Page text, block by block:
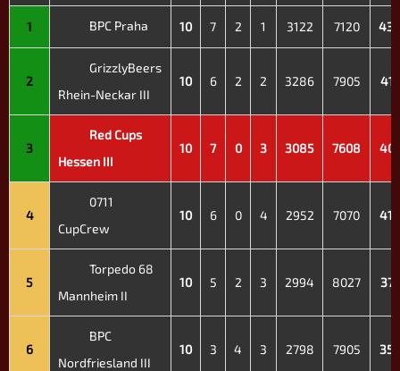
1 BPC Praha 10 7 2 1 3122 7120
2
GrizzlyBeers
Rhein-Neckar III
10 6 2 2 3286 7905
3
Red Cups
Hessen III
10 7 0 3 3085 7608
4
0711
CupCrew
10 6 0 4 2952 7070
5
Torpedo 68
Mannheim II
10 5 2 3 2994 8027
6
BPC
Nordfriesland III
10 3 4 3 2798 7905